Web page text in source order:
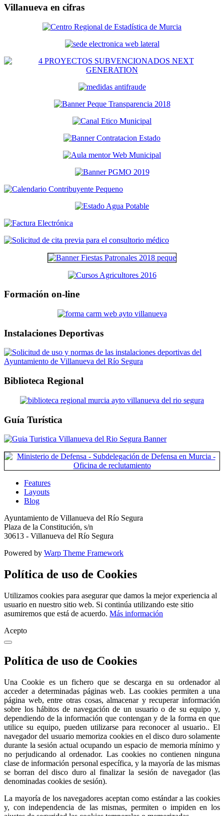
Villanueva en cifras
Formación on-line
Instalaciones Deportivas
Biblioteca Regional
Guía Turística
Features
Layouts
Blog
Ayuntamiento de Villanueva del Río Segura
Plaza de la Constitución, s/n
30613 - Villanueva del Río Segura
Powered by Warp Theme Framework
Política de uso de Cookies
Utilizamos cookies para asegurar que damos la mejor experiencia al
usuario en nuestro sitio web. Si continúa utilizando este sitio
asumiremos que está de acuerdo. Más información
Acepto
Política de uso de Cookies
Una Cookie es un fichero que se descarga en su ordenador al
acceder a determinadas páginas web. Las cookies permiten a una
página web, entre otras cosas, almacenar y recuperar información
sobre los hábitos de navegación de un usuario o de su equipo y,
dependiendo de la información que contengan y de la forma en que
utilice su equipo, pueden utilizarse para reconocer al usuario.. El
navegador del usuario memoriza cookies en el disco duro solamente
durante la sesión actual ocupando un espacio de memoria mínimo y
no perjudicando al ordenador. Las cookies no contienen ninguna
clase de información personal específica, y la mayoría de las mismas
se borran del disco duro al finalizar la sesión de navegador (las
denominadas cookies de sesión).
La mayoría de los navegadores aceptan como estándar a las cookies
y, con independencia de las mismas, permiten o impiden en los